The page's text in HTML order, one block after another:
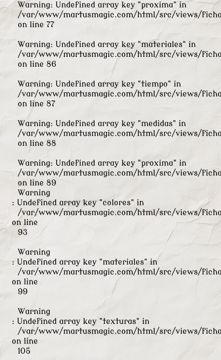
Warning: Undefined array key "proxima" in
/var/www/martusmagic.com/html/src/views/
on line 77
Warning: Undefined array key "materiales" in
/var/www/martusmagic.com/html/src/views/
on line 86
Warning: Undefined array key "tiempo" in
/var/www/martusmagic.com/html/src/views/
on line 87
Warning: Undefined array key "medidas" in
/var/www/martusmagic.com/html/src/views/
on line 88
Warning: Undefined array key "proxima" in
/var/www/martusmagic.com/html/src/views/
on line 89
Warning
: Undefined array key "colores" in
/var/www/martusmagic.com/html/src/views/
on line
93
Warning
: Undefined array key "materiales" in
/var/www/martusmagic.com/html/src/views/
on line
99
Warning
: Undefined array key "texturas" in
/var/www/martusmagic.com/html/src/views/
on line
105